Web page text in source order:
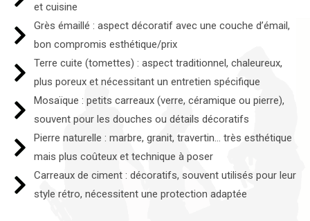
et cuisine
Grès émaillé : aspect décoratif avec une couche d’émail,
bon compromis esthétique/prix
Terre cuite (tomettes) : aspect traditionnel, chaleureux,
plus poreux et nécessitant un entretien spécifique
Mosaïque : petits carreaux (verre, céramique ou pierre),
souvent pour les douches ou détails décoratifs
Pierre naturelle : marbre, granit, travertin… très esthétique
mais plus coûteux et technique à poser
Carreaux de ciment : décoratifs, souvent utilisés pour leur
style rétro, nécessitent une protection adaptée